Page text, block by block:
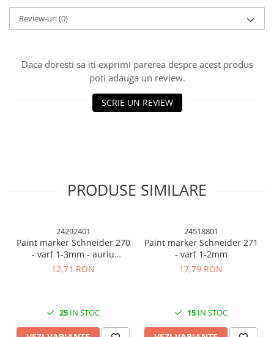
Arhivare
Bibliorafturi, Alonje
Review-uri(0)
Daca doresti sa iti exprimi parerea despre acest produs
poti adauga un review.
SCRIE UN REVIEW
PRODUSE SIMILARE
24292401
Paint marker Schneider 270
- varf 1-3mm - auriu
argintiu si diverse culori
12,71 RON
25 IN STOC
24518801
Paint marker Schneider 271
- varf 1-2mm
17,79 RON
15 IN STOC